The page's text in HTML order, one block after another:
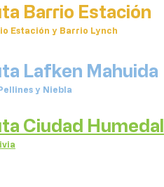
Barrio Estación
Estación y Barrio Lynch
Lafken Mahuida
y Niebla
Ciudad Humedal